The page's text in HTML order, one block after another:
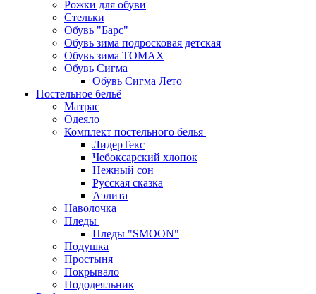
Рожки для обуви
Стельки
Обувь "Барс"
Обувь зима подросковая детская
Обувь зима ТОМАХ
Обувь Сигма
Обувь Сигма Лето
Постельное бельё
Матрас
Одеяло
Комплект постельного белья
ЛидерТекс
Чебоксарский хлопок
Нежный сон
Русская сказка
Аэлита
Наволочка
Пледы
Пледы "SMOON"
Подушка
Простыня
Покрывало
Пододеяльник